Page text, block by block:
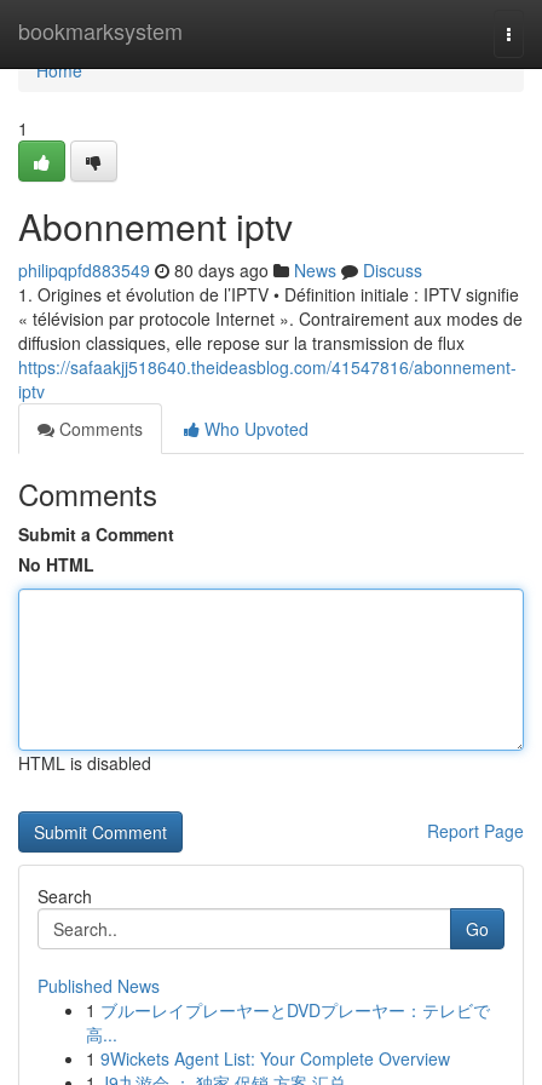
bookmarksystem
Home
Home
1
Abonnement iptv
philipqpfd883549 80 days ago News
Discuss
1. Origines et évolution de l’IPTV • Définition initiale : IPTV signifie
« télévision par protocole Internet ». Contrairement aux modes de
diffusion classiques, elle repose sur la transmission de flux
https://safaakjj518640.theideasblog.com/41547816/abonnement-
iptv
Comments
Who Upvoted
Comments
Submit a Comment
No HTML
HTML is disabled
Report Page
Search
Go
Published News
1 ブルーレイプレーヤーとDVDプレーヤー：テレビで
高...
1 9Wickets Agent List: Your Complete Overview